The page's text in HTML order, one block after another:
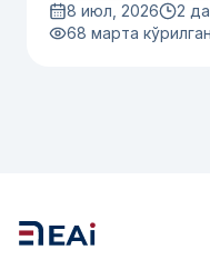
8 июл, 2026
2
68 марта кўрилган